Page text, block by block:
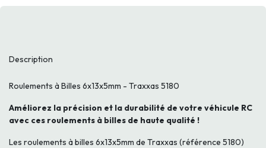
Description
Roulements à Billes 6x13x5mm - Traxxas 5180
Améliorez la précision et la durabilité de votre véhicule RC
avec ces roulements à billes de haute qualité !
Les roulements à billes 6x13x5mm de Traxxas (référence 5180)